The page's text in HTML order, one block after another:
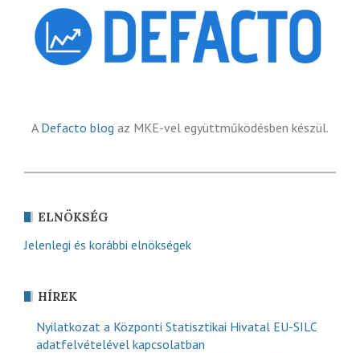
A Defacto blog az MKE-vel együttműködésben készül.
ELNÖKSÉG
Jelenlegi és korábbi elnökségek
HÍREK
Nyilatkozat a Központi Statisztikai Hivatal EU-SILC
adatfelvételével kapcsolatban